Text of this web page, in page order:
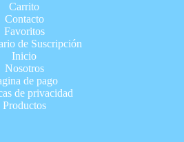
Carrito
Contacto
Favoritos
de Suscripción
Inicio
Nosotros
de pago
de privacidad
Productos